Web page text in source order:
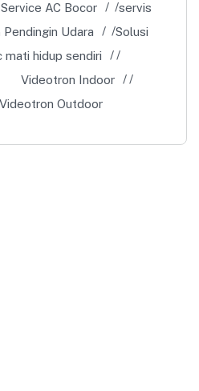
Service AC Bocor
servis
Udara
Solusi
mati hidup sendiri
Videotron Indoor
Videotron Outdoor